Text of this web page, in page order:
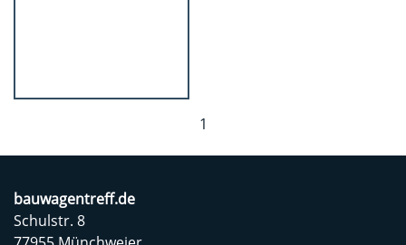
1
bauwagentreff.de
Schulstr. 8